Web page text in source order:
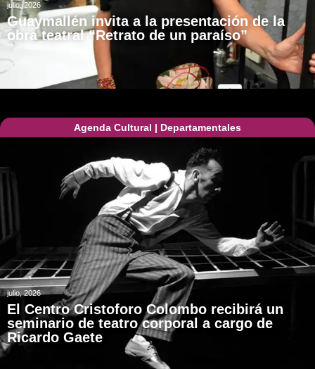
julio, 2026
Guaymallén invita a la presentación de la
obra teatral “Retrato de un paraíso”
Agenda Cultural | Departamentales
julio, 2026
El Centro Cristoforo Colombo recibirá un
seminario de teatro corporal a cargo de
Ricardo Gaete